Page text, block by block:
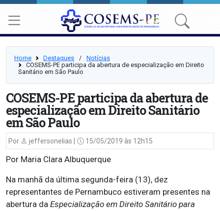
Home Destaques ⠀/⠀ Notícias
COSEMS-PE participa da abertura de especialização em Direito
Sanitário em São Paulo
COSEMS-PE participa da abertura de
especialização em Direito Sanitário
em São Paulo
Por jeffersonelias | 15/05/2019 às 12h15
Por Maria Clara Albuquerque
Na manhã da última segunda-feira (13), dez
representantes de Pernambuco estiveram presentes na
abertura da Especialização em Direito Sanitário para